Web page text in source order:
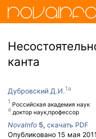
канта
Дубровский Д.И.
Российская академия наук
доктор наук,профессор
NovaInfo 5, скачать PDF
Опубликовано 15 мая 2011